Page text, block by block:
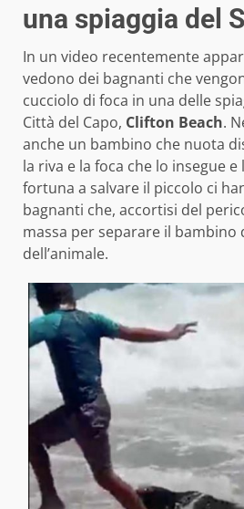
una spiaggia del
In un video recentemente
vedono dei bagnanti che
cucciolo di foca in una delle
Città del Capo, Clifton Beach.
anche un bambino che nuota
la riva e la foca che lo insegue
fortuna a salvare il piccolo ci
bagnanti che, accortisi del
massa per separare il bambino
dell’animale.